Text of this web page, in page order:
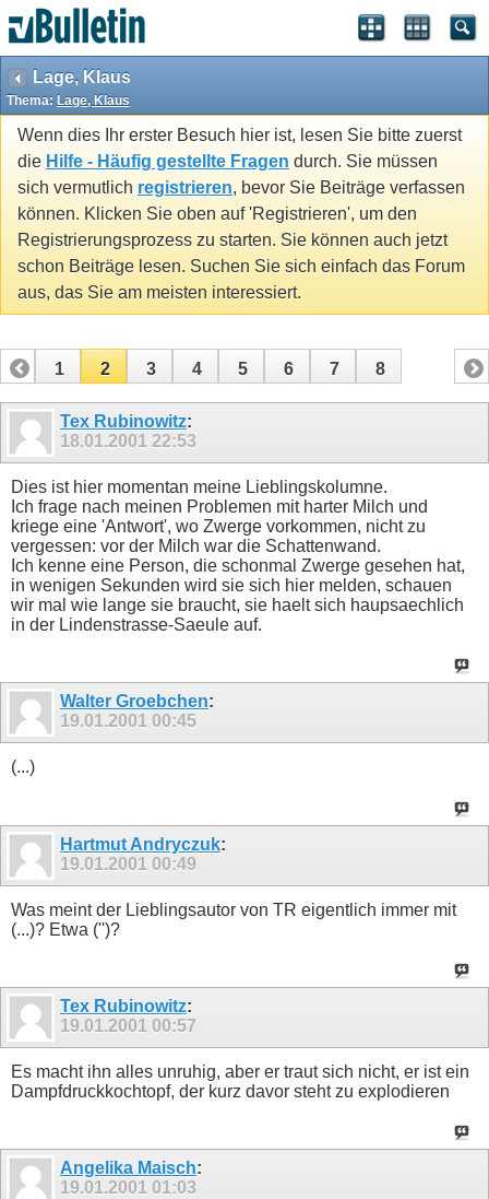
Lage, Klaus
Thema: Lage, Klaus
Wenn dies Ihr erster Besuch hier ist, lesen Sie bitte zuerst
die Hilfe - Häufig gestellte Fragen durch. Sie müssen
sich vermutlich registrieren, bevor Sie Beiträge verfassen
können. Klicken Sie oben auf 'Registrieren', um den
Registrierungsprozess zu starten. Sie können auch jetzt
schon Beiträge lesen. Suchen Sie sich einfach das Forum
aus, das Sie am meisten interessiert.
1 2 3 4 5 6 7 8
Tex Rubinowitz:
18.01.2001 22:53
Dies ist hier momentan meine Lieblingskolumne.
Ich frage nach meinen Problemen mit harter Milch und
kriege eine 'Antwort', wo Zwerge vorkommen, nicht zu
vergessen: vor der Milch war die Schattenwand.
Ich kenne eine Person, die schonmal Zwerge gesehen hat,
in wenigen Sekunden wird sie sich hier melden, schauen
wir mal wie lange sie braucht, sie haelt sich haupsaechlich
in der Lindenstrasse-Saeule auf.
Walter Groebchen:
19.01.2001 00:45
(...)
Hartmut Andryczuk:
19.01.2001 00:49
Was meint der Lieblingsautor von TR eigentlich immer mit
(...)? Etwa ('')?
Tex Rubinowitz:
19.01.2001 00:57
Es macht ihn alles unruhig, aber er traut sich nicht, er ist ein
Dampfdruckkochtopf, der kurz davor steht zu explodieren
Angelika Maisch:
19.01.2001 01:03